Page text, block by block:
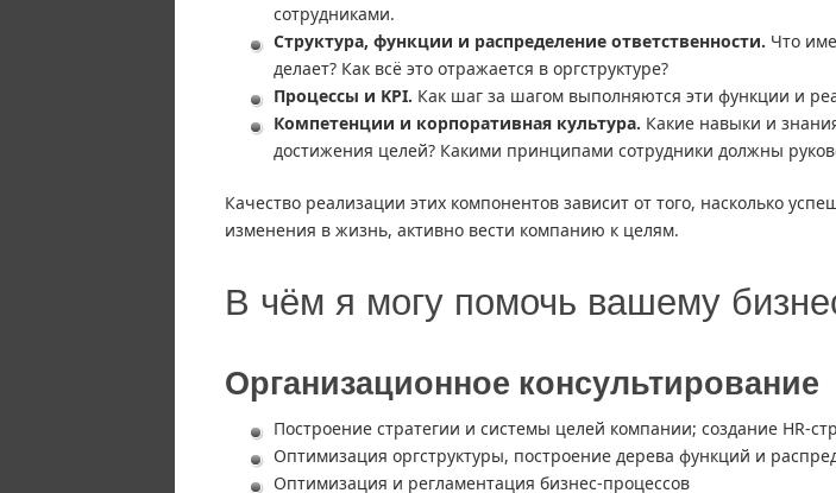
сотрудниками.
Структура, функции и распределение ответственности. Что
делает? Как всё это отражается в оргструктуре?
Процессы и KPI. Как шаг за шагом выполняются эти функции и
Компетенции и корпоративная культура. Какие навыки и
достижения целей? Какими принципами сотрудники должны
Качество реализации этих компонентов зависит от того, насколько
изменения в жизнь, активно вести компанию к целям.
В чём я могу помочь вашему
Организационное консультирование
Построение стратегии и системы целей компании; создание HR-
Оптимизация оргструктуры, построение дерева функций и
Оптимизация и регламентация бизнес-процессов